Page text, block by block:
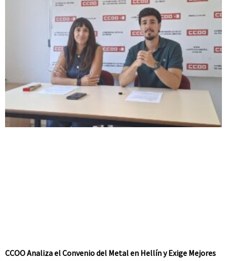
CCOO Analiza el Convenio del Metal en Hellín y Exige Mejores